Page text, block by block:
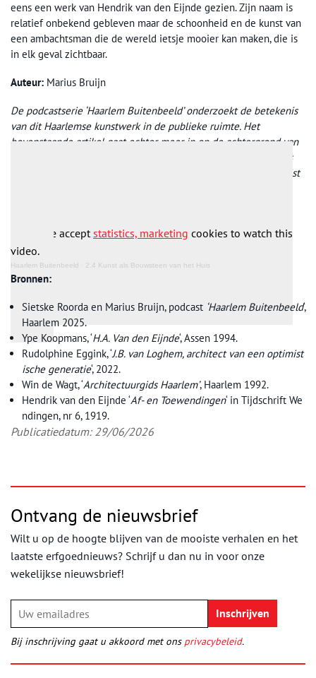
eens een werk van Hendrik van den Eijnde gezien. Zijn naam is
relatief onbekend gebleven maar de schoonheid en de kunst van
een ambachtsman die de wereld ietsje mooier kan maken, die is
in elk geval zichtbaar.
Auteur: Marius Bruijn
De podcastserie ‘Haarlem Buitenbeeld’ onderzoekt de betekenis
van dit Haarlemse kunstwerk in de publieke ruimte. Het
bovenstaande artikel gaat echter meer in op de achtergrond van
gemaakt door kunsthistorica Sietske Roorda en erfgoedspecialist
Please acceptstatistics, marketing cookies to watch this
video.
Haarlem Buitenbeeld · 2.4 Kunst als Bouwsteen van het Huis
Bronnen:
Sietske Roorda en Marius Bruijn, podcast ‘Haarlem Buitenbeeld‘,
Haarlem 2025.
Ype Koopmans, ‘H.A. Van den Eijnde‘, Assen 1994.
Rudolphine Eggink, ‘J.B. van Loghem, architect van een optimist
ische generatie‘, 2022.
Win de Wagt, ‘Architectuurgids Haarlem’, Haarlem 1992.
Hendrik van den Eijnde ‘Af- en Toewendingen‘ in Tijdschrift We
ndingen, nr 6, 1919.
Publicatiedatum: 29/06/2026
Ontvang de nieuwsbrief
Wilt u op de hoogte blijven van de mooiste verhalen en het
laatste erfgoednieuws? Schrijf u dan nu in voor onze
wekelijkse nieuwsbrief!
Bij inschrijving gaat u akkoord met ons privacybeleid.